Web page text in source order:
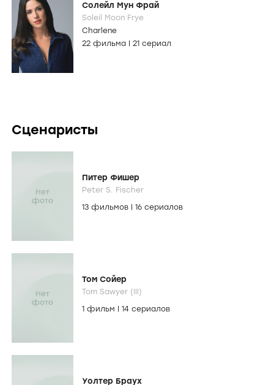
Солейл Мун Фрай
Soleil Moon Frye
Charlene
22 фильма
21 сериал
Сценаристы
Питер Фишер
Peter S. Fischer
13 фильмов
16 сериалов
Том Сойер
Tom Sawyer (III)
1 фильм
14 сериалов
Уолтер Браух